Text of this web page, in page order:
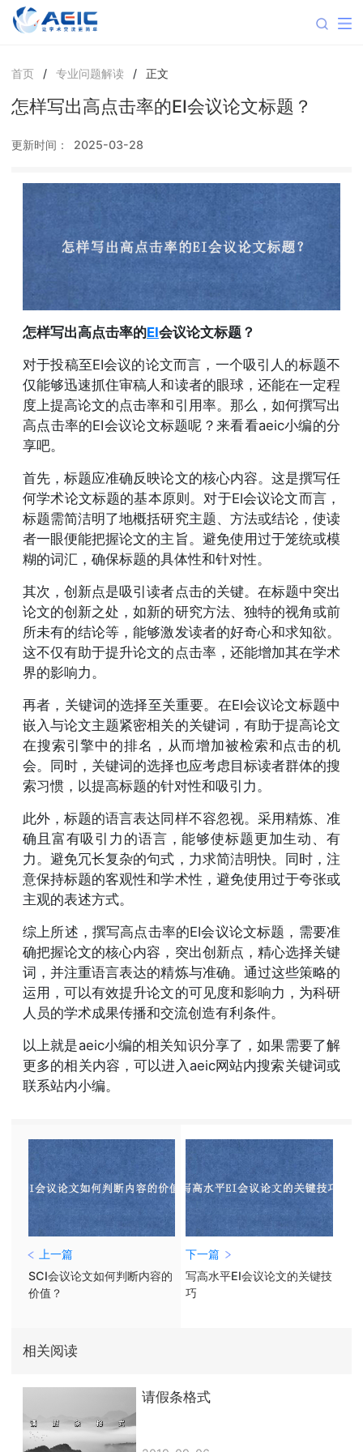
首页 / 专业问题解读 / 正文
怎样写出高点击率的EI会议论文标题？
更新时间： 2025-03-28
怎样写出高点击率的EI会议论文标题？
对于投稿至EI会议的论文而言，一个吸引人的标题不
仅能够迅速抓住审稿人和读者的眼球，还能在一定程
度上提高论文的点击率和引用率。那么，如何撰写出
高点击率的EI会议论文标题呢？来看看aeic小编的分
享吧。
首先，标题应准确反映论文的核心内容。这是撰写任
何学术论文标题的基本原则。对于EI会议论文而言，
标题需简洁明了地概括研究主题、方法或结论，使读
者一眼便能把握论文的主旨。避免使用过于笼统或模
糊的词汇，确保标题的具体性和针对性。
其次，创新点是吸引读者点击的关键。在标题中突出
论文的创新之处，如新的研究方法、独特的视角或前
所未有的结论等，能够激发读者的好奇心和求知欲。
这不仅有助于提升论文的点击率，还能增加其在学术
界的影响力。
再者，关键词的选择至关重要。在EI会议论文标题中
嵌入与论文主题紧密相关的关键词，有助于提高论文
在搜索引擎中的排名，从而增加被检索和点击的机
会。同时，关键词的选择也应考虑目标读者群体的搜
索习惯，以提高标题的针对性和吸引力。
此外，标题的语言表达同样不容忽视。采用精炼、准
确且富有吸引力的语言，能够使标题更加生动、有
力。避免冗长复杂的句式，力求简洁明快。同时，注
意保持标题的客观性和学术性，避免使用过于夸张或
主观的表述方式。
综上所述，撰写高点击率的EI会议论文标题，需要准
确把握论文的核心内容，突出创新点，精心选择关键
词，并注重语言表达的精炼与准确。通过这些策略的
运用，可以有效提升论文的可见度和影响力，为科研
人员的学术成果传播和交流创造有利条件。
以上就是aeic小编的相关知识分享了，如果需要了解
更多的相关内容，可以进入aeic网站内搜索关键词或
联系站内小编。
上一篇
SCI会议论文如何判断内容的
价值？
下一篇
写高水平EI会议论文的关键技
巧
相关阅读
请假条格式